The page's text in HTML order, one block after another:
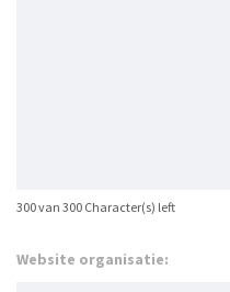
300 van 300 Character(s) left
Website organisatie: